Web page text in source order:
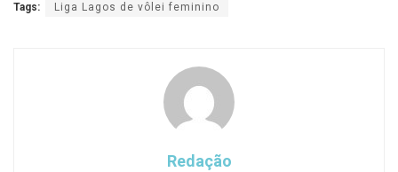
Tags: Liga Lagos de vôlei feminino
Redação